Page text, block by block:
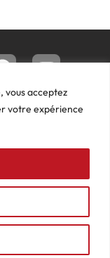
vous acceptez
votre expérience